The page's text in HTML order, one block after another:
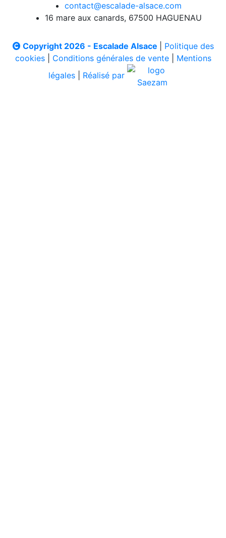
contact@escalade-alsace.com
16 mare aux canards, 67500 HAGUENAU
Copyright 2026 - Escalade Alsace
Politique des
cookies| Conditions générales de vente| Mentions
légales
Réalisé par